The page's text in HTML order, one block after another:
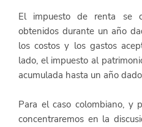
El impuesto de renta se
obtenidos durante un año
los costos y los gastos
lado, el impuesto al
acumulada hasta un año
Para el caso colombiano, y
concentraremos en la